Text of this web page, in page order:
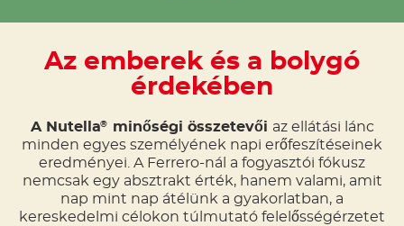
Az emberek és a bolygó
érdekében
A Nutella® minőségi összetevői az ellátási lánc
minden egyes személyének napi erőfeszítéseinek
eredményei. A Ferrero-nál a fogyasztói fókusz
nemcsak egy absztrakt érték, hanem valami, amit
nap mint nap átélünk a gyakorlatban, a
kereskedelmi célokon túlmutató felelősségérzetet